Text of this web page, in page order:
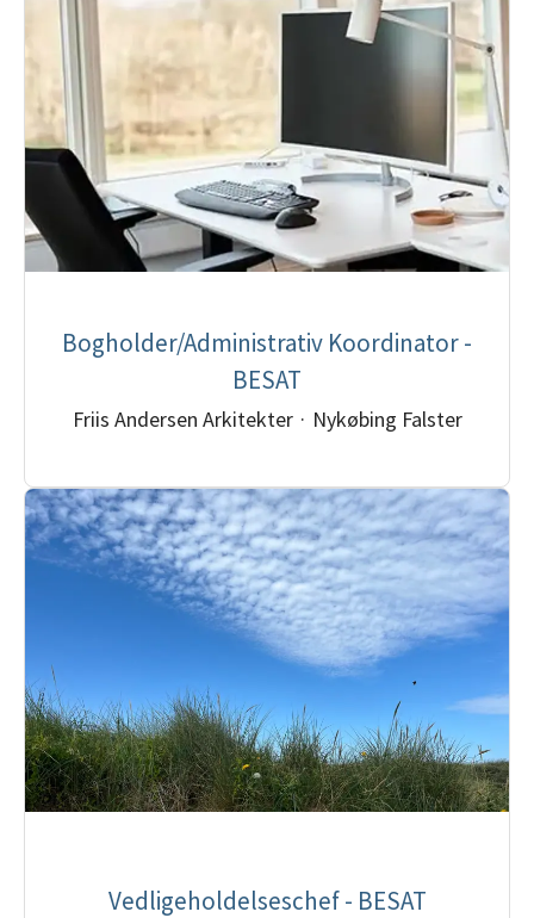
Bogholder/Administrativ Koordinator -
BESAT
Friis Andersen Arkitekter · Nykøbing Falster
Vedligeholdelseschef - BESAT